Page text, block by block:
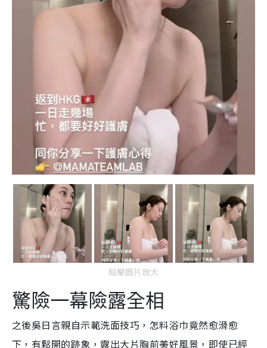
點擊圖片放大
驚險一幕險露全相
之後吳日言親自示範洗面技巧，怎料浴巾竟然愈滑愈
下，有鬆開的跡象，露出大片胸前美好風景，即使已經